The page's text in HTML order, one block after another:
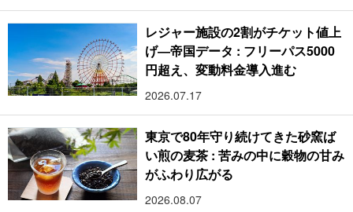
レジャー施設の2割がチケット値上
げ―帝国データ : フリーパス5000
円超え、変動料金導入進む
2026.07.17
東京で80年守り続けてきた砂窯ば
い煎の麦茶 : 苦みの中に穀物の甘み
がふわり広がる
2026.08.07